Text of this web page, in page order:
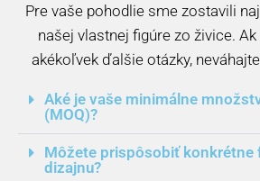
Pre vaše pohodlie sme zostavili
našej vlastnej figúre zo živice.
akékoľvek ďalšie otázky,
Aké je vaše minimálne
(MOQ)?
Môžete prispôsobiť konkrétne
dizajnu?